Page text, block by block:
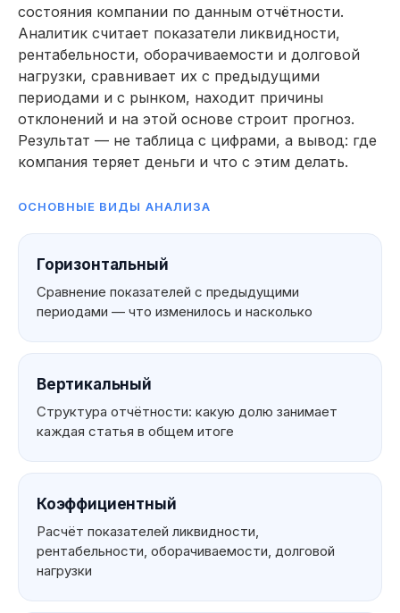
состояния компании по данным отчётности.
Аналитик считает показатели ликвидности,
рентабельности, оборачиваемости и долговой
нагрузки, сравнивает их с предыдущими
периодами и с рынком, находит причины
отклонений и на этой основе строит прогноз.
Результат — не таблица с цифрами, а вывод: где
компания теряет деньги и что с этим делать.
ОСНОВНЫЕ ВИДЫ АНАЛИЗА
Горизонтальный
Сравнение показателей с предыдущими
периодами — что изменилось и насколько
Вертикальный
Структура отчётности: какую долю занимает
каждая статья в общем итоге
Коэффициентный
Расчёт показателей ликвидности,
рентабельности, оборачиваемости, долговой
нагрузки